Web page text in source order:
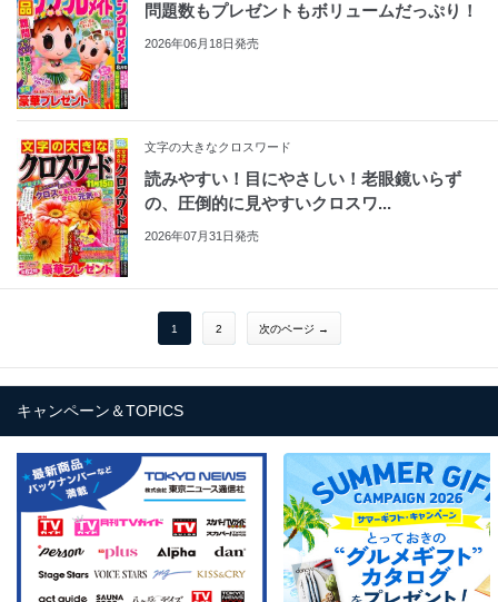
問題数もプレゼントもボリュームだっぷり！
2026年06月18日発売
文字の大きなクロスワード
読みやすい！目にやさしい！老眼鏡いらず
の、圧倒的に見やすいクロスワ...
2026年07月31日発売
1 2 次のページ →
キャンペーン＆TOPICS